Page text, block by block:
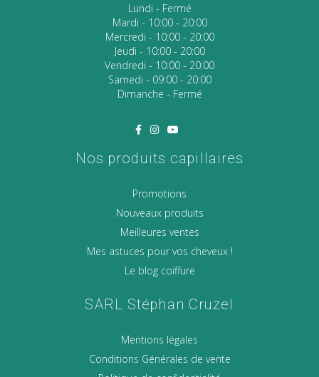
Lundi - Fermé
Mardi - 10:00 - 20:00
Mercredi - 10:00 - 20:00
Jeudi - 10:00 - 20:00
Vendredi - 10:00 - 20:00
Samedi - 09:00 - 20:00
Dimanche - Fermé
Nos produits capillaires
Promotions
Nouveaux produits
Meilleures ventes
Mes astuces pour vos cheveux !
Le blog coiffure
SARL Stéphan Cruzel
Mentions légales
Conditions Générales de vente